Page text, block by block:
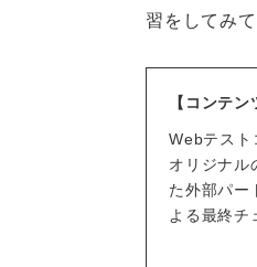
習をしてみ
【コンテ
Webテスト
オリジナル
た外部パー
よる最終チ